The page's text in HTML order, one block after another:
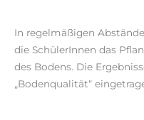
In regelmäßigen
die SchülerInnen das
des Bodens. Die
„Bodenqualität“